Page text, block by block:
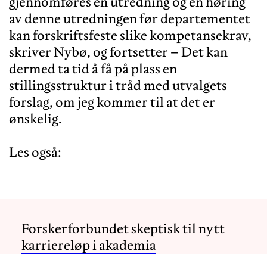
av denne utredningen før departementet
kan forskriftsfeste slike kompetansekrav,
skriver Nybø, og fortsetter – Det kan
dermed ta tid å få på plass en
stillingsstruktur i tråd med utvalgets
forslag, om jeg kommer til at det er
ønskelig.
Les også:
Forskerforbundet skeptisk til nytt
karriereløp i akademia